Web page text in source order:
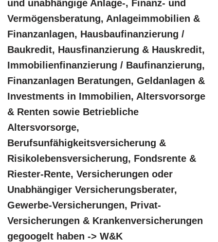
und unabhängige Anlage-, Finanz- und
Vermögensberatung, Anlageimmobilien &
Finanzanlagen, Hausbaufinanzierung /
Baukredit, Hausfinanzierung & Hauskredit,
Immobilienfinanzierung / Baufinanzierung,
Finanzanlagen Beratungen, Geldanlagen &
Investments in Immobilien, Altersvorsorge
& Renten sowie Betriebliche
Altersvorsorge,
Berufsunfähigkeitsversicherung &
Risikolebensversicherung, Fondsrente &
Riester-Rente, Versicherungen oder
Unabhängiger Versicherungsberater,
Gewerbe-Versicherungen, Privat-
Versicherungen & Krankenversicherungen
gegoogelt haben -> W&K